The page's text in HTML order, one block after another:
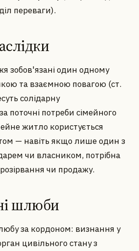
переваги).
зобов'язані один одному
та взаємною повагою (ст.
солідарну
поточні потреби сімейного
житло користується
— навіть якщо лише один з
чи власником, потрібна
чи продажу.
шлюби
за кордоном: визнання у
цивільного стану з